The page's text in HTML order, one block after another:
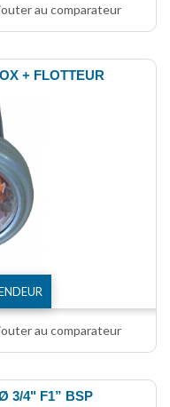
au comparateur
+ FLOTTEUR
au comparateur
3/4" F1” BSP